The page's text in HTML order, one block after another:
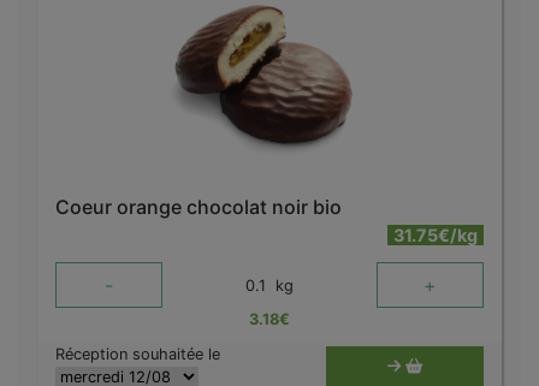
Coeur orange chocolat noir bio
31.75€/kg
- 0.1 kg +
3.18€
Réception souhaitée le